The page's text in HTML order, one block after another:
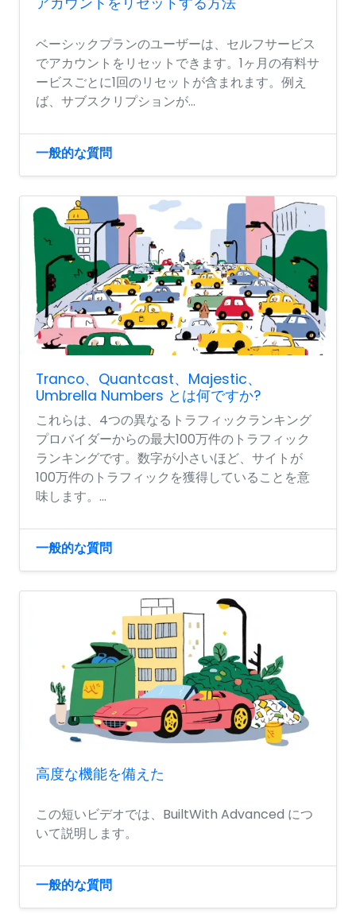
ベーシックプランのユーザーは、セルフサービス
でアカウントをリセットできます。1ヶ月の有料サ
ービスごとに1回のリセットが含まれます。例え
ば、サブスクリプションが...
一般的な質問
Tranco、Quantcast、Majestic、
Umbrella Numbers とは何ですか?
これらは、4つの異なるトラフィックランキング
プロバイダーからの最大100万件のトラフィック
ランキングです。数字が小さいほど、サイトが
100万件のトラフィックを獲得していることを意
味します。...
一般的な質問
高度な機能を備えた
この短いビデオでは、BuiltWith Advanced につ
いて説明します。
一般的な質問